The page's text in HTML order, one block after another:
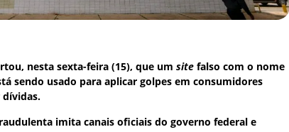
nesta sexta-feira (15), que um site falso com o nome
sendo usado para aplicar golpes em consumidores
dívidas.
imita canais oficiais do governo federal e